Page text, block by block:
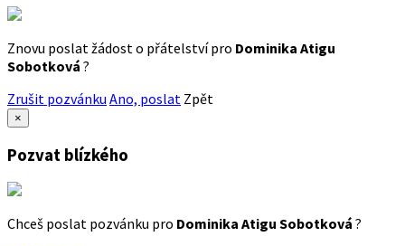
Znovu poslat žádost o přátelství pro Dominika Atigu
Sobotková ?
Zrušit pozvánku Ano, poslat Zpět
×
Pozvat blízkého
Chceš poslat pozvánku pro Dominika Atigu Sobotková ?